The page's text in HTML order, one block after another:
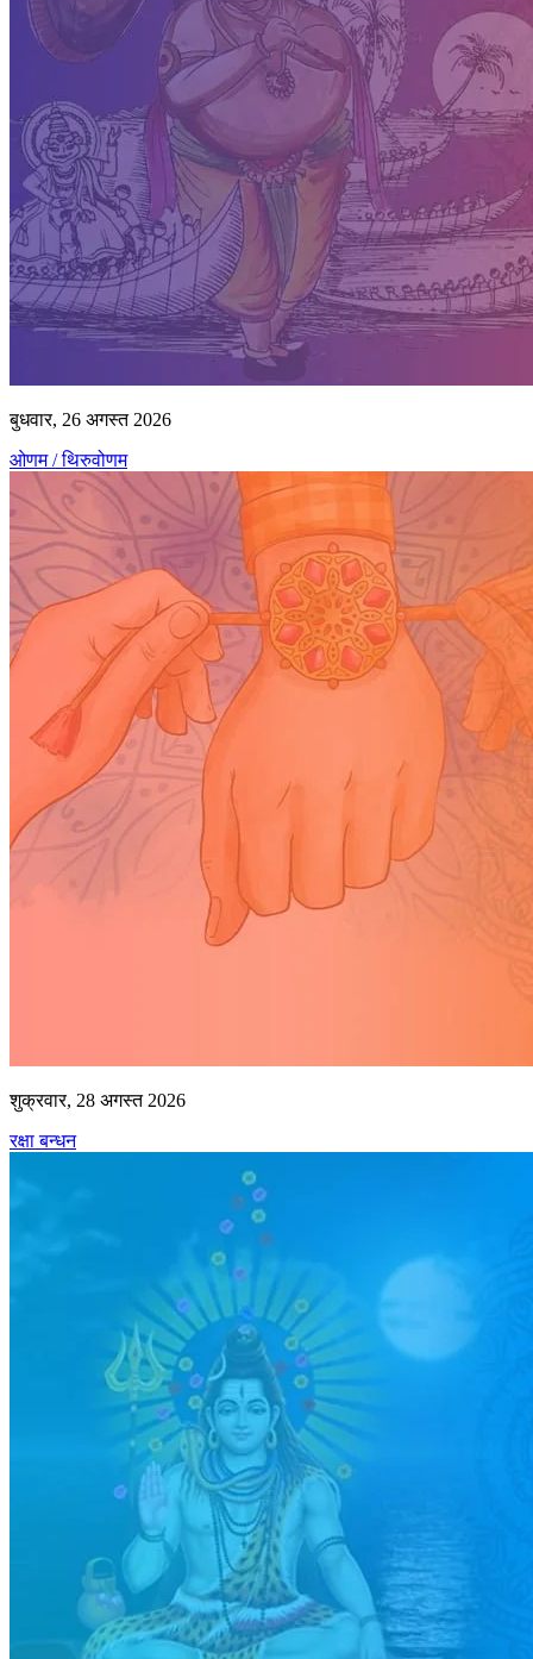
बुधवार, 26 अगस्त 2026
ओणम / थिरुवोणम
शुक्रवार, 28 अगस्त 2026
रक्षा बन्धन